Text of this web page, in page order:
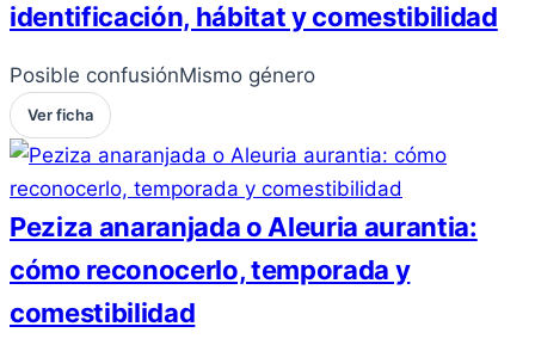
identificación, hábitat y comestibilidad
Posible confusiónMismo género
Ver ficha
Peziza anaranjada o Aleuria aurantia:
cómo reconocerlo, temporada y
comestibilidad